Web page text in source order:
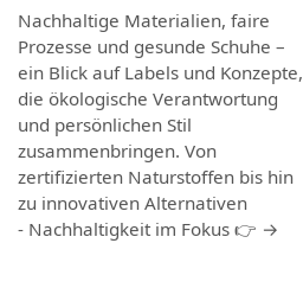
Nachhaltige Materialien, faire
Prozesse und gesunde Schuhe –
ein Blick auf Labels und Konzepte,
die ökologische Verantwortung
und persönlichen Stil
zusammenbringen. Von
zertifizierten Naturstoffen bis hin
zu innovativen Alternativen
- Nachhaltigkeit im Fokus 👉 →